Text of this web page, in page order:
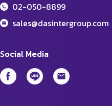
Social Media
02-050-8899
sales@dasintergroup.com